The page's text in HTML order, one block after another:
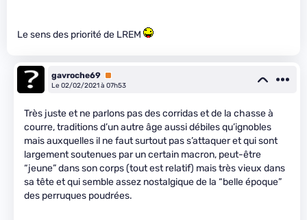
Le sens des priorité de LREM
gavroche69 Premium
Le 02/02/2021 à 07h53
Très juste et ne parlons pas des corridas et de la chasse à
courre, traditions d’un autre âge aussi débiles qu’ignobles
mais auxquelles il ne faut surtout pas s’attaquer et qui sont
largement soutenues par un certain macron, peut-être
“jeune” dans son corps (tout est relatif) mais très vieux dans
sa tête et qui semble assez nostalgique de la “belle époque”
des perruques poudrées.